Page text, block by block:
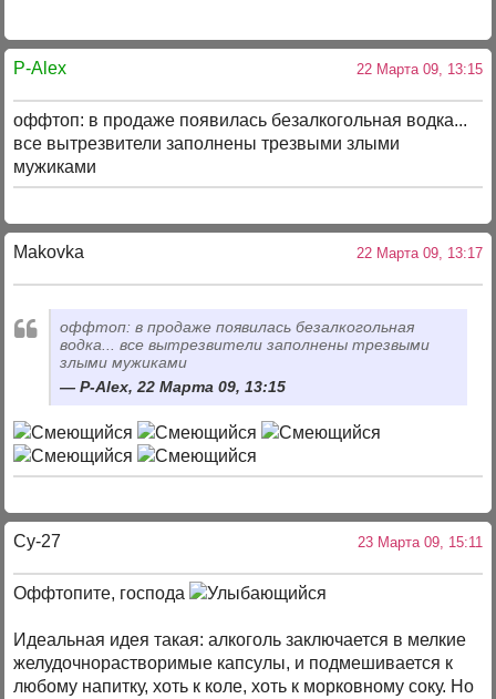
P-Alex 22 Марта 09, 13:15
оффтоп: в продаже появилась безалкогольная водка...
все вытрезвители заполнены трезвыми злыми
мужиками
Makovka 22 Марта 09, 13:17
оффтоп: в продаже появилась безалкогольная
водка... все вытрезвители заполнены трезвыми
злыми мужиками
P-Alex, 22 Марта 09, 13:15
Су-27 23 Марта 09, 15:11
Оффтопите, господа
Идеальная идея такая: алкоголь заключается в мелкие
желудочнорастворимые капсулы, и подмешивается к
любому напитку, хоть к коле, хоть к морковному соку. Но